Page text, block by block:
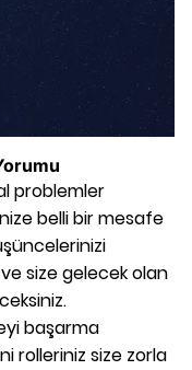
problemler
belli bir mesafe
ve size gelecek olan
başarma
rolleriniz size zorla